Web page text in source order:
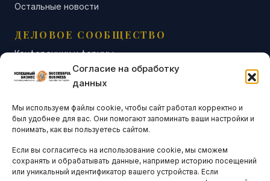
Согласие на обработку
данных
Мы используем файлы cookie, чтобы сайт работал корректно и
был удобнее для вас. Они помогают запоминать ваши настройки и
понимать, как вы пользуетесь сайтом.
Если вы согласитесь на использование cookie, мы сможем
сохранять и обрабатывать данные, например историю посещений
или уникальный идентификатор вашего устройства. Если
Остальные новости
ДЕЛОВОЕ СООБЩЕСТВО
Конференции и форумы
Бизнес-клубы и ассоциации
Остальные новости
АНАЛИТИКА И СТАТИСТИКА
ARTICLES IN ENGLISH